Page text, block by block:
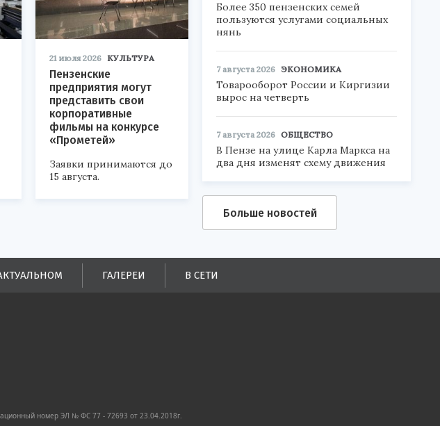
21 июля 2026 КУЛЬТУРА
Пензенские
предприятия могут
представить свои
корпоративные
фильмы на конкурсе
«Прометей»
Заявки принимаются до
15 августа.
Более 350 пензенских семей
пользуются услугами социальных
нянь
7 августа 2026 ЭКОНОМИКА
Товарооборот России и Киргизии
вырос на четверть
7 августа 2026 ОБЩЕСТВО
В Пензе на улице Карла Маркса на
два дня изменят схему движения
Больше новостей
ГАЛЕРЕИ В СЕТИ
номер ЭЛ № ФС 77 - 72693 от 23.04.2018г.